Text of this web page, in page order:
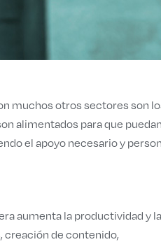
muchos otros sectores son
alimentados para que
el apoyo necesario y
aumenta la productividad y la
creación de contenido,